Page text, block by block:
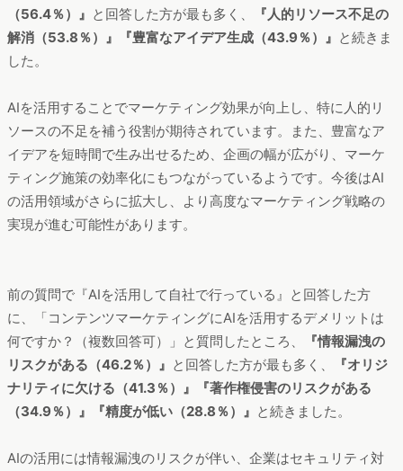
（56.4％）』 と回答した方が最も多く、
『人的リソース不足の
解消（53.8％）』『豊富なアイデア生成（43.9％）』 と続きま
した。
AIを活用することでマーケティング効果が向上し、特に人的リ
ソースの不足を補う役割が期待されています。また、豊富なア
イデアを短時間で生み出せるため、企画の幅が広がり、マーケ
ティング施策の効率化にもつながっているようです。今後はAI
の活用領域がさらに拡大し、より高度なマーケティング戦略の
実現が進む可能性があります。
前の質問で『AIを活用して自社で行っている』と回答した方
に、「コンテンツマーケティングにAIを活用するデメリットは
何ですか？（複数回答可）」と質問したところ、
『情報漏洩の
リスクがある（46.2％）』 と回答した方が最も多く、
『オリジ
ナリティに欠ける（41.3％）』『著作権侵害のリスクがある
（34.9％）』『精度が低い（28.8％）』 と続きました。
AIの活用には情報漏洩のリスクが伴い、企業はセキュリティ対